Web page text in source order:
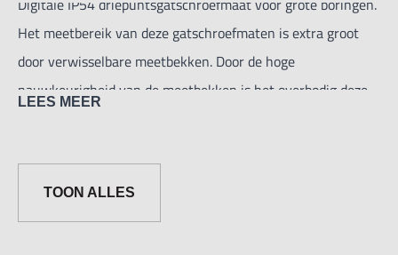
Digitale IP54 driepuntsgatschroefmaat voor grote boringen.
Het meetbereik van deze gatschroefmaten is extra groot
door verwisselbare meetbekken. Door de hoge
nauwkeurigheid van de meetbekken is het overbodig deze
LEES MEER
TOON ALLES